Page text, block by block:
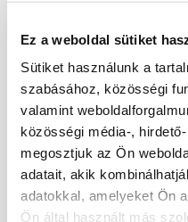
Ez a weboldal sütiket
Sütiket használunk a
szabásához, közösségi
valamint
közösségi média-,
megosztjuk az Ön
adatait, akik
adatokkal, amelyeket Ön
Ön által használt más
VIDEÓK
KÉPZÉSEINK
NAIL START PROGRAM –
KÉPZÉSSOROZAT
MANIKŰRÖS ÉS
PEDIKŰRÖS KÉPZÉSEK